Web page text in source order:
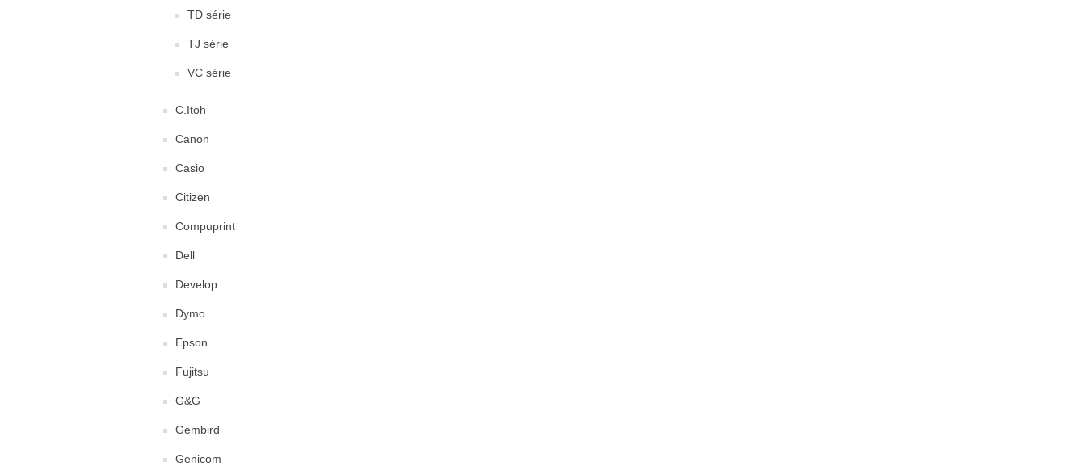
TD série
TJ série
VC série
C.Itoh
Canon
Casio
Citizen
Compuprint
Dell
Develop
Dymo
Epson
Fujitsu
G&G
Gembird
Genicom